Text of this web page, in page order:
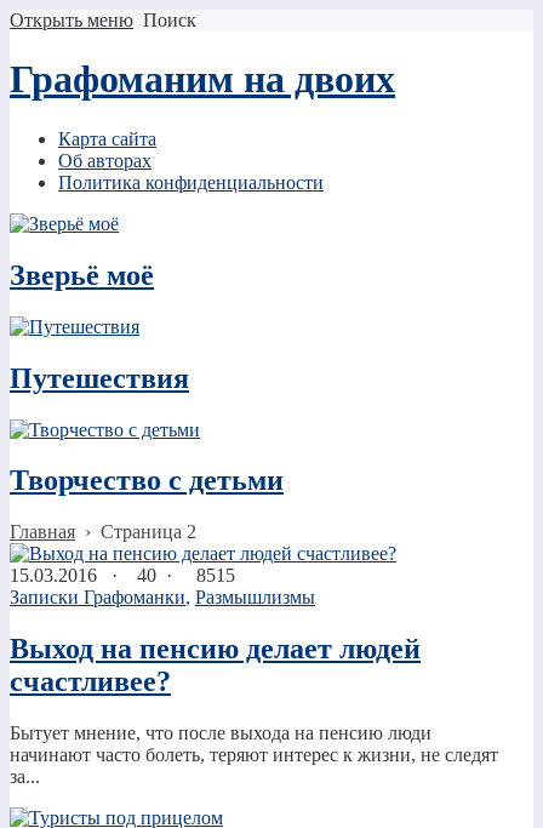
Открыть меню Поиск
Графоманим на двоих
Карта сайта
Об авторах
Политика конфиденциальности
Зверьё моё
Путешествия
Творчество с детьми
Главная › Страница 2
15.03.2016 · 40 ·
8515
Записки Графоманки, Размышлизмы
Выход на пенсию делает людей
счастливее?
Бытует мнение, что после выхода на пенсию люди
начинают часто болеть, теряют интерес к жизни, не следят
за...